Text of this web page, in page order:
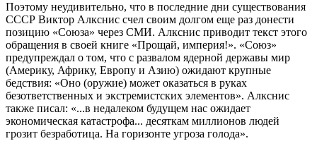
Поэтому неудивительно, что в последние дни существования
СССР Виктор Алкснис счел своим долгом еще раз донести
позицию «Союза» через СМИ. Алкснис приводит текст этого
обращения в своей книге «Прощай, империя!». «Союз»
предупреждал о том, что с развалом ядерной державы мир
(Америку, Африку, Европу и Азию) ожидают крупные
бедствия: «Оно (оружие) может оказаться в руках
безответственных и экстремистских элементов». Алкснис
также писал: «...в недалеком будущем нас ожидает
экономическая катастрофа... десяткам миллионов людей
грозит безработица. На горизонте угроза голода».